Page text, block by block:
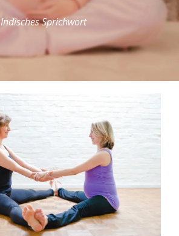
Indisches Sprichwort